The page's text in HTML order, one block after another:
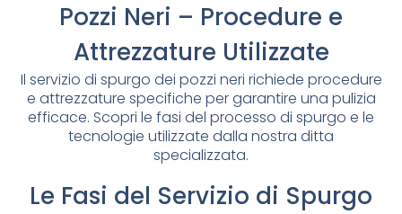
Pozzi Neri – Procedure e
Attrezzature Utilizzate
Il servizio di spurgo dei pozzi neri richiede procedure
e attrezzature specifiche per garantire una pulizia
efficace. Scopri le fasi del processo di spurgo e le
tecnologie utilizzate dalla nostra ditta
specializzata.
Le Fasi del Servizio di Spurgo